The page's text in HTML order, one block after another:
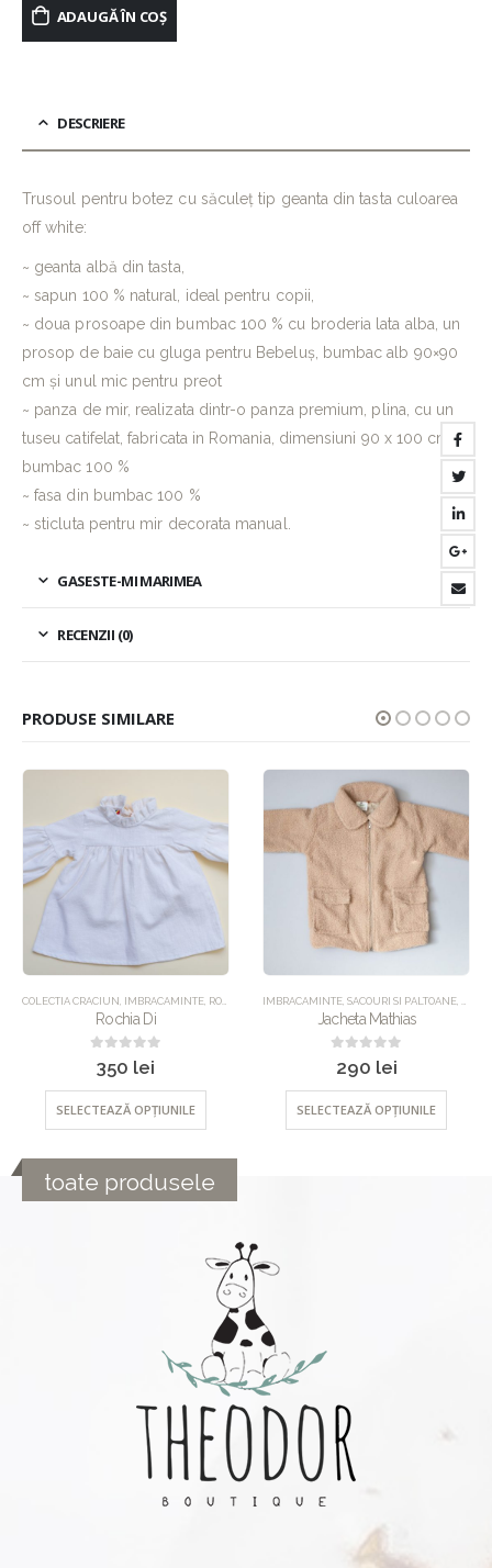
ADAUGĂ ÎN COȘ
DESCRIERE
Trusoul pentru botez cu săculeț tip geanta din tasta culoarea
off white:
~ geanta albă din tasta,
~ sapun 100 % natural, ideal pentru copii,
~ doua prosoape din bumbac 100 % cu broderia lata alba, un
prosop de baie cu gluga pentru Bebeluș, bumbac alb 90×90
cm și unul mic pentru preot
~ panza de mir, realizata dintr-o panza premium, plina, cu un
tuseu catifelat, fabricata in Romania, dimensiuni 90 x 100 cm,
bumbac 100 %
~ fasa din bumbac 100 %
~ sticluta pentru mir decorata manual.
GASESTE-MI MARIMEA
RECENZII (0)
PRODUSE SIMILARE
UNCATEGORIZED
IMBRACAMINTE,SACOURI SI PALTOANE,UNCATEGORIZED
Jacheta Mathias
out of 5
290lei
SELECTEAZĂ OPȚIUNILE
CEREMONIE,IMBRACAMINTE,ROCHII,UNCATEGORIZED
Rochia Millie
out of 5
280 lei
SELECTEAZĂ OPȚIUNILE
toate produsele